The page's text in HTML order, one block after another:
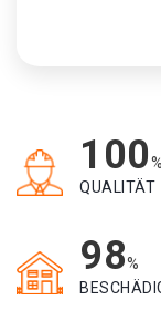
100%
QUALITÄT
98%